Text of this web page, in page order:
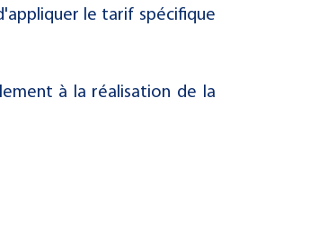
le tarif spécifique
à la réalisation de la